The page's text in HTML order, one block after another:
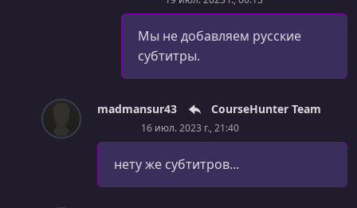
More Information On Netlify & HTTPS [Day 11]
УРОК 84.
Relative vs Absolute Paths [Day 11]
Module Introduction [Day 11]
Мы не добавляем русские
субтитры.
madmansur43 CourseHunter Team
16 июл. 2023 г., 21:40
нету же субтитров...